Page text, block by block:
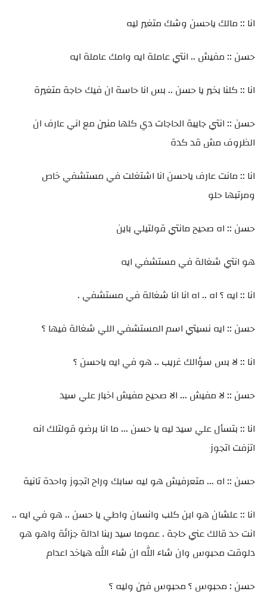
انا :: مالك ياحسن وشك متغير ليه
حسن :: مفيش .. انتي عاملة ايه وامك عاملة ايه
انا :: كلنا بخير يا حسن .. بس انا حاسة ان فيك حاجة متغيرة
حسن :: انتي جايبة الحاجات دي كلها منين مع اني عارف ان
الظروف مش قد كدة
انا :: مانت عارف ياحسن انا اشتغلت في مستشفي خاص
ومرتبها حلو
حسن :: اه صحيح مانتي قولتيلي باين
هو انتي شغالة في مستشفي ايه
انا :: ايه ؟ اه .. اه انا انا شغالة في مستشفي .
حسن :: ايه نسيتي اسم المستشفي اللي شغالة فيها ؟
انا :: لا بس سؤالك غريب .. هو في ايه ياحسن ؟
حسن :: لا مفيش ... الا صحيح مفيش اخبار علي سيد
انا :: بتسأل علي سيد ليه يا حسن ... ما انا برضو قولتلك انه
اتزفت اتجوز
حسن :: اه ... متعرفيش هو ليه سابك وراح اتجوز واحدة تانية
انا :: علشان هو ابن كلب وانسان واطي يا حسن .. هو في ايه ..
انت حد قالك عني حاجة . عموما سيد ربنا ادالة جزائة واهو هو
دلوقت محبوس وان شاء الله ان شاء الله هياخد اعدام
حسن : محبوس ؟ محبوس فين وليه ؟